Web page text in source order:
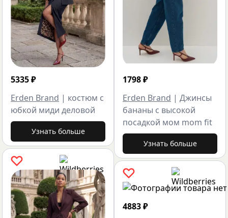
5335₽
Erden Brand | костюм с
юбкой миди деловой
Узнать больше
1798₽
Erden Brand | Джинсы
бананы с высокой
посадкой мом mom fit
Узнать больше
4883₽